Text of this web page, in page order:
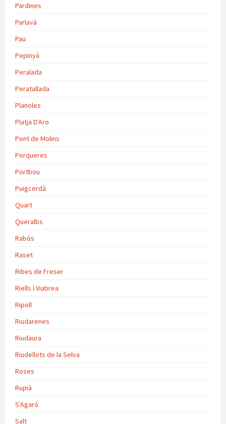
Pardines
Parlavà
Pau
Pepinyà
Peralada
Peratallada
Planoles
Platja D'Aro
Pont de Molins
Porqueres
Portbou
Puigcerdà
Quart
Queralbs
Rabós
Raset
Ribes de Freser
Riells i Viabrea
Ripoll
Riudarenes
Riudaura
Riudellots de la Selva
Roses
Rupià
S'Agaró
Salt